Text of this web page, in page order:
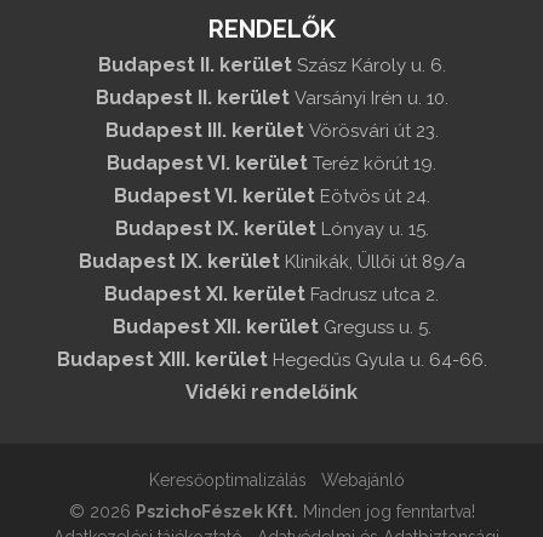
RENDELŐK
Budapest II. kerület Szász Károly u. 6.
Budapest II. kerület Varsányi Irén u. 10.
Budapest III. kerület Vörösvári út 23.
Budapest VI. kerület Teréz körút 19.
Budapest VI. kerület Eötvös út 24.
Budapest IX. kerület Lónyay u. 15.
Budapest IX. kerület Klinikák, Üllői út 89/a
Budapest XI. kerület Fadrusz utca 2.
Budapest XII. kerület Greguss u. 5.
Budapest XIII. kerület Hegedűs Gyula u. 64-66.
Vidéki rendelőink
Keresőoptimalizálás
Webajánló
© 2026 PszichoFészek Kft. Minden jog fenntartva!